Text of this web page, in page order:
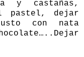
y castañas,
pastel, dejar
con nata